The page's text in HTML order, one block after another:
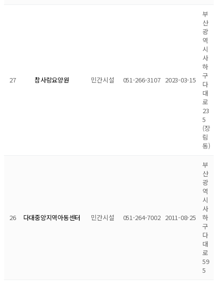
27 참사랑요양원 민간시설 051-266-3107 2023-03-15
부
산
광
역
시
사
하
구
다
대
로
23
5
(장
림
동)
26 다대중앙지역아동센터 민간시설 051-264-7002 2011-08-25
부
산
광
역
시
사
하
구
다
대
로
59
5